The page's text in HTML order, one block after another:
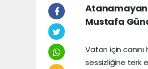
Atanamayan
Mustafa
Vatan için
sessizliğine terk